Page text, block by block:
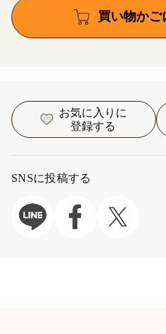
買い物かご
お気に入りに
登録する
SNSに投稿する